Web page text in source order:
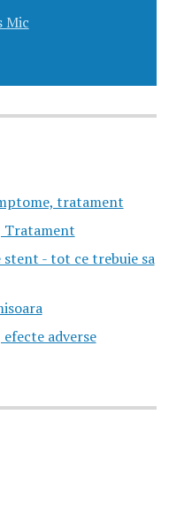
Mic
tratament
Tratament
- tot ce trebuie sa
adverse